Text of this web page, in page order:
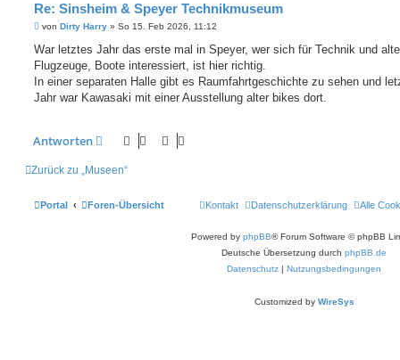
Re: Sinsheim & Speyer Technikmuseum
B
i
r
a
von Dirty Harry » So 15. Feb 2026, 11:12
War letztes Jahr das erste mal in Speyer, wer sich für Technik und
Flugzeuge, Boote interessiert, ist hier richtig.
In einer separaten Halle gibt es Raumfahrtgeschichte zu sehen und
Jahr war Kawasaki mit einer Ausstellung alter bikes dort.
Antworten
Zurück zu „Museen“
Portal Foren-Übersicht Alle
Datenschutzerklärung
Kontakt
Powered by phpBB® Forum Software © phpBB
Deutsche Übersetzung durch phpBB.de
Datenschutz | Nutzungsbedingungen
Customized by WireSys